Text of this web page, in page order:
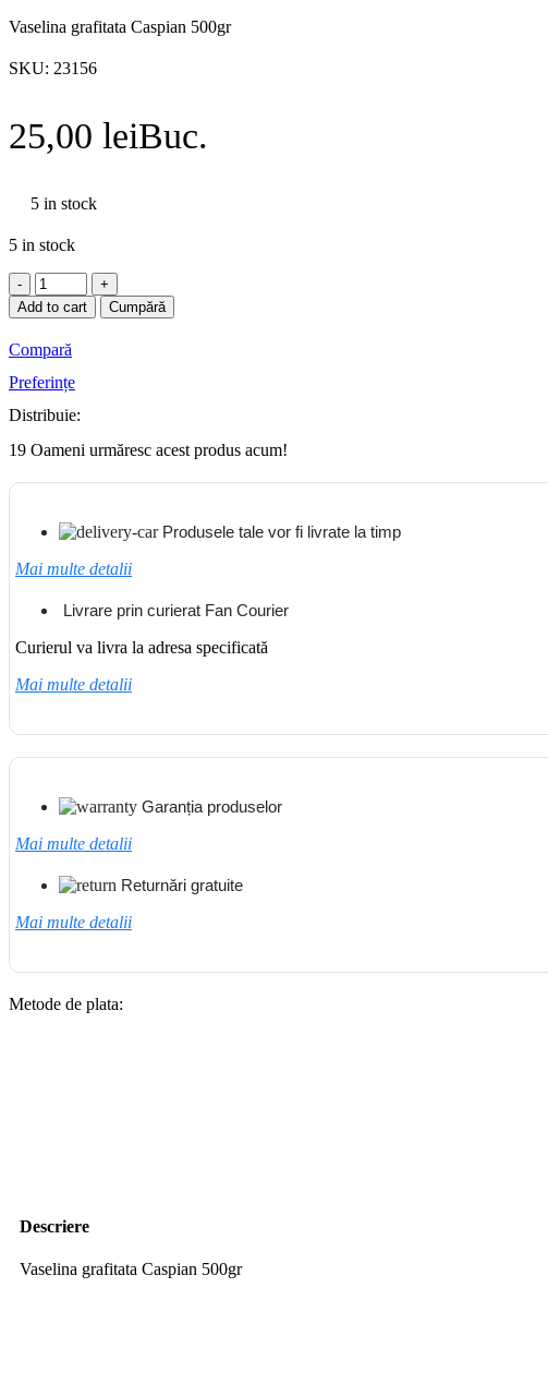
Vaselina grafitata Caspian 500gr
SKU: 23156
25,00 leiBuc.
5 in stock
5 in stock
Vaselina
grafitata
Caspian
500gr
quantity
Add to cart Cumpără
Compară
Preferințe
Distribuie:
19 Oameni urmăresc acest produs acum!
Produsele tale vor fi livrate la timp
Mai multe detalii
Livrare prin curierat Fan Courier
Curierul va livra la adresa specificată
Mai multe detalii
Garanția produselor
Mai multe detalii
Returnări gratuite
Mai multe detalii
Metode de plata:
Descriere
Vaselina grafitata Caspian 500gr